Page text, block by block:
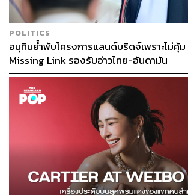
POLITICS
อนุทินย้ำพับโครงการแลนด์บริดจ์เพราะไม่
Missing Link รองรับอ่าวไทย-อันดามัน